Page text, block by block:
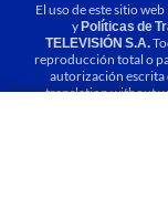
El uso de este sitio
yPolíticas de
TELEVISIÓN S.A.
reproducción total o
autorización escrita
translation without